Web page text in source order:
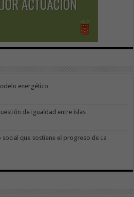
energético
de igualdad entre islas
social que sostiene el progreso de La